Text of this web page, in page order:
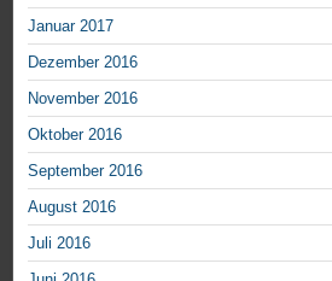
Januar 2017
Dezember 2016
November 2016
Oktober 2016
September 2016
August 2016
Juli 2016